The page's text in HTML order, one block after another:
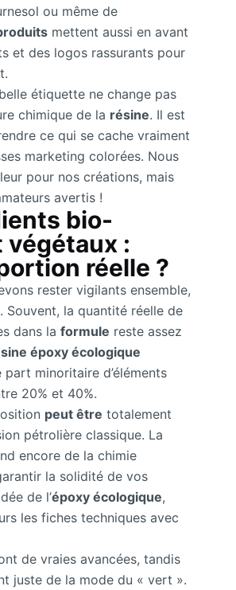
ou même de
mettent aussi en avant
et des logos rassurants pour
étiquette ne change pas
chimique de la résine. Il est
ce qui se cache vraiment
marketing colorées. Nous
pour nos créations, mais
avertis !
bio-
végétaux :
réelle ?
rester vigilants ensemble,
Souvent, la quantité réelle de
dans la formule reste assez
époxy écologique
minoritaire d’éléments
20% et 40%.
peut être totalement
pétrolière classique. La
encore de la chimie
la solidité de vos
de l’époxy écologique,
les fiches techniques avec
de vraies avancées, tandis
juste de la mode du « vert ».